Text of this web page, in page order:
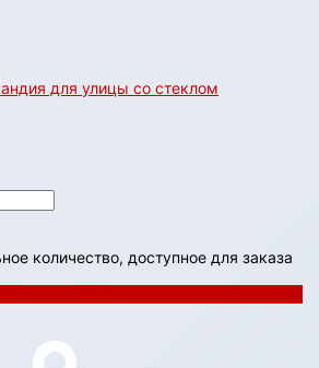
количество, доступное для заказа